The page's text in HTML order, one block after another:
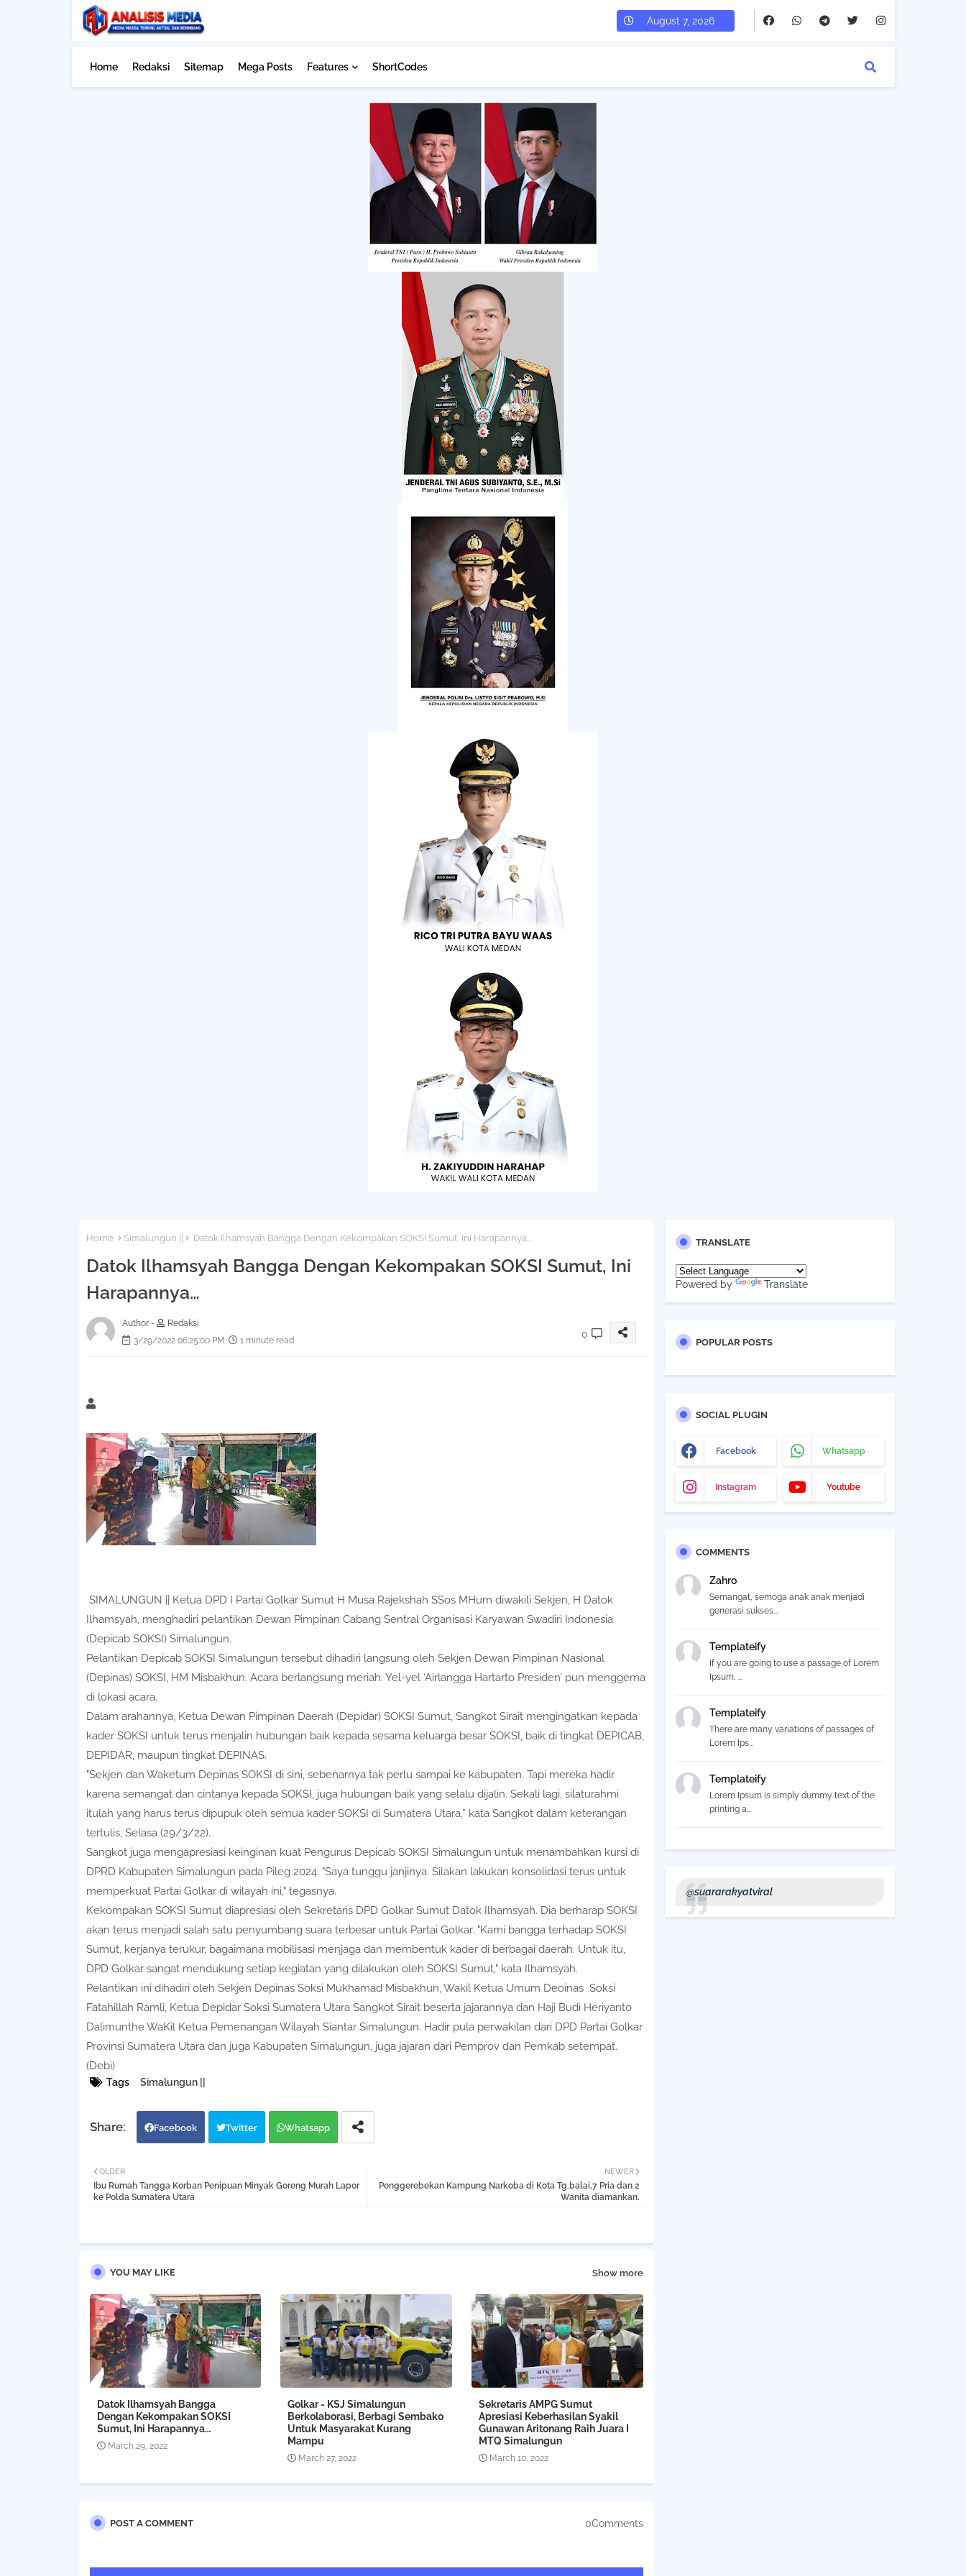
August 7, 2026
Home Redaksi Sitemap Mega Posts Features ShortCodes
Home Simalungun || Datok Ilhamsyah Bangga Dengan Kekompakan SOKSI Sumut, Ini Harapannya…
Datok Ilhamsyah Bangga Dengan Kekompakan SOKSI Sumut, Ini
Harapannya…
Author -
Redaksi
3/29/2022 06:25:00 PM
1 minute read
0
SIMALUNGUN || Ketua DPD I Partai Golkar Sumut H Musa Rajekshah SSos MHum diwakili Sekjen, H Datok
Ilhamsyah, menghadiri pelantikan Dewan Pimpinan Cabang Sentral Organisasi Karyawan Swadiri Indonesia
(Depicab SOKSI) Simalungun.
Pelantikan Depicab SOKSI Simalungun tersebut dihadiri langsung oleh Sekjen Dewan Pimpinan Nasional
(Depinas) SOKSI, HM Misbakhun. Acara berlangsung meriah. Yel-yel ‘Airlangga Hartarto Presiden’ pun menggema
di lokasi acara.
Dalam arahannya, Ketua Dewan Pimpinan Daerah (Depidar) SOKSI Sumut, Sangkot Sirait mengingatkan kepada
kader SOKSI untuk terus menjalin hubungan baik kepada sesama keluarga besar SOKSI, baik di tingkat DEPICAB,
DEPIDAR, maupun tingkat DEPINAS.
"Sekjen dan Waketum Depinas SOKSI di sini, sebenarnya tak perlu sampai ke kabupaten. Tapi mereka hadir
karena semangat dan cintanya kepada SOKSI, juga hubungan baik yang selalu dijalin. Sekali lagi, silaturahmi
itulah yang harus terus dipupuk oleh semua kader SOKSI di Sumatera Utara,” kata Sangkot dalam keterangan
tertulis, Selasa (29/3/22).
Sangkot juga mengapresiasi keinginan kuat Pengurus Depicab SOKSI Simalungun untuk menambahkan kursi di
DPRD Kabupaten Simalungun pada Pileg 2024. "Saya tunggu janjinya. Silakan lakukan konsolidasi terus untuk
memperkuat Partai Golkar di wilayah ini," tegasnya.
Kekompakan SOKSI Sumut diapresiasi oleh Sekretaris DPD Golkar Sumut Datok Ilhamsyah. Dia berharap SOKSI
akan terus menjadi salah satu penyumbang suara terbesar untuk Partai Golkar. "Kami bangga terhadap SOKSI
Sumut, kerjanya terukur, bagaimana mobilisasi menjaga dan membentuk kader di berbagai daerah. Untuk itu,
DPD Golkar sangat mendukung setiap kegiatan yang dilakukan oleh SOKSI Sumut," kata Ilhamsyah.
Pelantikan ini dihadiri oleh Sekjen Depinas Soksi Mukhamad Misbakhun, Wakil Ketua Umum Deoinas Soksi
Fatahillah Ramli, Ketua Depidar Soksi Sumatera Utara Sangkot Sirait beserta jajarannya dan Haji Budi Heriyanto
Dalimunthe WaKil Ketua Pemenangan Wilayah Siantar Simalungun. Hadir pula perwakilan dari DPD Partai Golkar
Provinsi Sumatera Utara dan juga Kabupaten Simalungun, juga jajaran dari Pemprov dan Pemkab setempat.
(Debi)
Tags Simalungun ||
Facebook Twitter Whatsapp
NEWER
Penggerebekan Kampung Narkoba di Kota Tg.balai,7 Pria dan 2
Wanita diamankan.
OLDER
Ibu Rumah Tangga Korban Penipuan Minyak Goreng Murah Lapor
ke Polda Sumatera Utara
YOU MAY LIKE Show more
Datok Ilhamsyah Bangga
Dengan Kekompakan SOKSI
Sumut, Ini Harapannya…
March 29, 2022
Golkar - KSJ Simalungun
Berkolaborasi, Berbagi Sembako
Untuk Masyarakat Kurang
Mampu
March 27, 2022
Sekretaris AMPG Sumut
Apresiasi Keberhasilan Syakil
Gunawan Aritonang Raih Juara I
MTQ Simalungun
March 10, 2022
POST A COMMENT 0Comments
TRANSLATE
Powered by Translate
POPULAR POSTS
SOCIAL PLUGIN
Facebook Whatsapp
Instagram Youtube
COMMENTS
Zahro
Semangat, semoga anak anak menjadi
generasi sukses...
Templateify
If you are going to use a passage of Lorem
Ipsum, ...
Templateify
There are many variations of passages of
Lorem Ips...
Templateify
Lorem Ipsum is simply dummy text of the
printing a...
@suararakyatviral